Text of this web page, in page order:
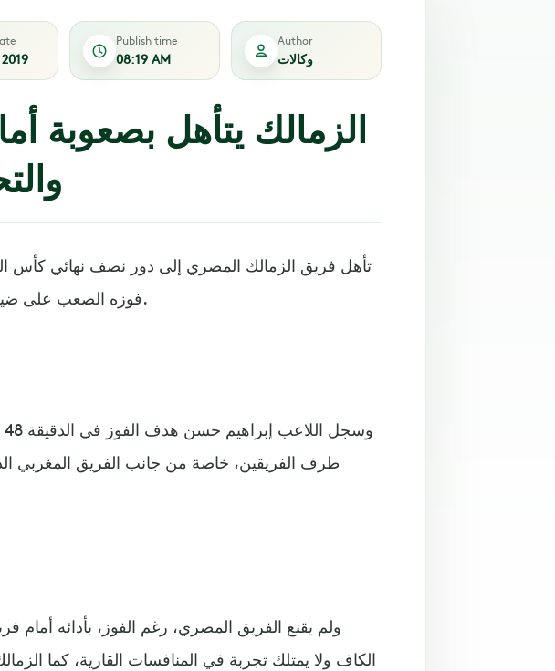
Publish time
08:19 AM
Author
وكالات
الزمالك يتأهل بصعوبة
تأهل فريق الزمالك المصري إلى دور نصف نهائي كأس
فوزه الصعب على ضيفه حسنية أكادير المغربي بهدف نظيف.
طرف الفريقين، خاصة من جانب الفريق المغربي
ولم يقنع الفريق المصري، رغم الفوز، بأدائه أمام
الكاف ولا يمتلك تجربة في المنافسات القارية، كما